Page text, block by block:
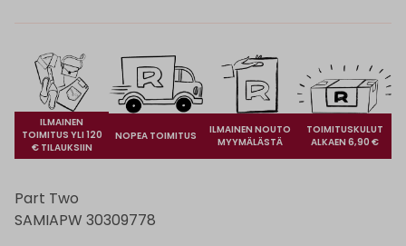
ILMAINEN
TOIMITUS YLI 120
€ TILAUKSIIN
NOPEA TOIMITUS
ILMAINEN NOUTO
MYYMÄLÄSTÄ
TOIMITUSKULUT
ALKAEN 6,90 €
Part Two
SAMIAPW 30309778